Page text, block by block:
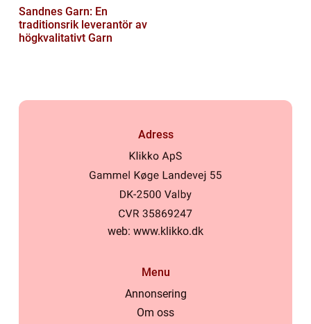
Sandnes Garn: En
traditionsrik leverantör av
högkvalitativt Garn
Adress
web: www.klikko.dk
Menu
Annonsering
Om oss